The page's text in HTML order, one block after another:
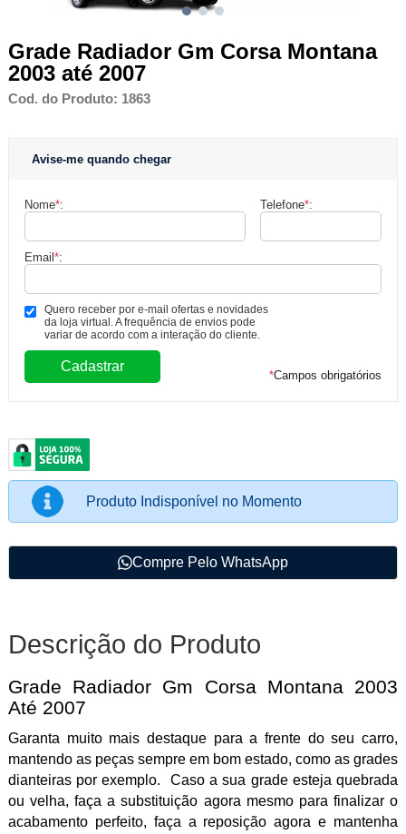
Grade Radiador Gm Corsa Montana
2003 até 2007
Cod. do Produto: 1863
Avise-me quando chegar
Nome*: Telefone*:
Email*:
Quero receber por e-mail ofertas e novidades
da loja virtual. A frequência de envios pode
variar de acordo com a interação do cliente.
*Campos obrigatórios
Produto Indisponível no Momento
Compre Pelo WhatsApp
Descrição do Produto
Grade Radiador Gm Corsa Montana 2003
Até 2007
Garanta muito mais destaque para a frente do seu carro,
mantendo as peças sempre em bom estado, como as grades
dianteiras por exemplo. Caso a sua grade esteja quebrada
ou velha, faça a substituição agora mesmo para finalizar o
acabamento perfeito, faça a reposição agora e mantenha